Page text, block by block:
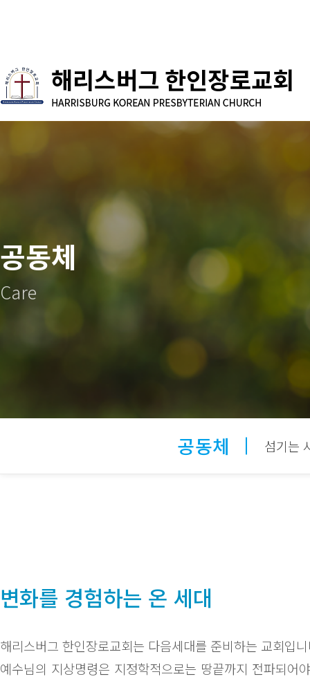
공동체
Care
공동체 섬기는
변화를 경험하는 온 세대
해리스버그 한인장로교회는 다음세대를 준비하는 교회입
예수님의 지상명령은 지정학적으로는 땅끝까지 전파되